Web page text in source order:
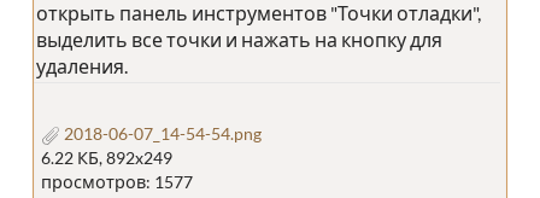
открыть панель инструментов "Точки отладки",
выделить все точки и нажать на кнопку для
удаления.
2018-06-07_14-54-54.png
6.22 КБ, 892x249
просмотров: 1577